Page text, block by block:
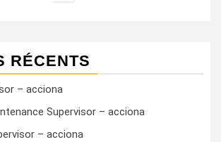
RÉCENTS
– acciona
Supervisor – acciona
– acciona